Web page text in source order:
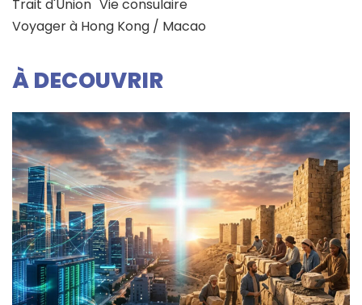
Trait d'Union Vie consulaire
Voyager à Hong Kong / Macao
À DECOUVRIR